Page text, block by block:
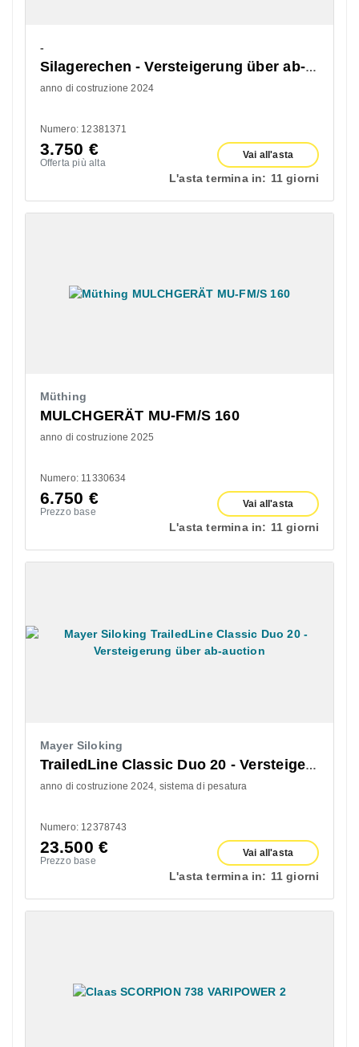
-
Silagerechen - Versteigerung über ab-auction
anno di costruzione 2024
Numero: 12381371
3.750 €
Offerta più alta
Vai all'asta
L'asta termina in: 11 giorni
Müthing
MULCHGERÄT MU-FM/S 160
anno di costruzione 2025
Numero: 11330634
6.750 €
Prezzo base
Vai all'asta
L'asta termina in: 11 giorni
Mayer Siloking
TrailedLine Classic Duo 20 - Versteigerung über ab-auction
anno di costruzione 2024 sistema di pesatura
Numero: 12378743
23.500 €
Prezzo base
Vai all'asta
L'asta termina in: 11 giorni